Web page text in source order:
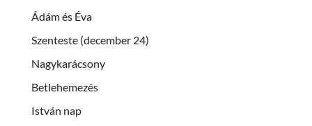
Ádám és Éva
Szenteste (december 24)
Nagykarácsony
Betlehemezés
István nap